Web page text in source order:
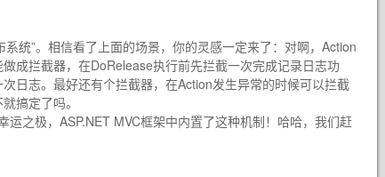
统”。相信看了上面的场景，你的灵感一定来了：对啊，Action
成拦截器，在DoRelease执行前先拦截一次完成记录日志功
日志。最好还有个拦截器，在Action发生异常的时候可以拦截
搞定了吗。
之极，ASP.NET MVC框架中内置了这种机制！哈哈，我们赶